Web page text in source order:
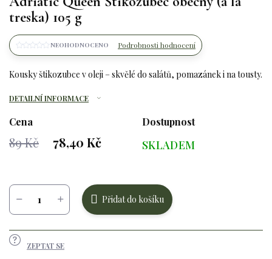
treska) 105 g
NEOHODNOCENO Podrobnosti hodnocení
Kousky štikozubce v oleji – skvělé do salátů, pomazánek i na tousty.
DETAILNÍ INFORMACE
Cena
89 Kč 78,40 Kč
Dostupnost
SKLADEM
Přidat do košíku
ZEPTAT SE